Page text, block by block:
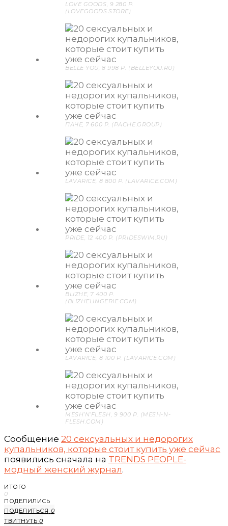
LOVE GOODS, 9 280 P.
(LOVEGOODS.STORE)
BELLE YOU, 8 998 P. (BELLEYOU.RU)
ПАЧЕ, 7 600 P. (PACHE.GROUP)
LAVARICE, 8 800 P. (LAVARICE.COM)
PRIDE, 12 400 P. (PRIDESWIM.RU)
BLIZHE, 7 400 P.
(BLIZHELINGERIE.COM)
LAVARICE, 8 100 P. (LAVARICE.COM)
MESH’N’FLESH, 9 900 P. (MESH-N-
FLESH.COM)
Сообщение 20 сексуальных и недорогих
купальников, которые стоит купить уже сейчас
появились сначала на TRENDS PEOPLE-
модный женский журнал.
ИТОГО
0
ПОДЕЛИЛИСЬ
ПОДЕЛИТЬСЯ 0
ТВИТНУТЬ 0